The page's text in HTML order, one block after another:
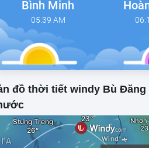
Bình Minh
05:39 AM
đồ thời tiết windy Bù Đăng